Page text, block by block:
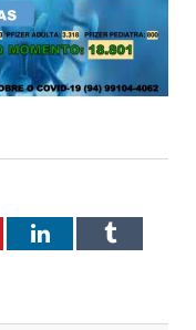
LinkedInTumblr